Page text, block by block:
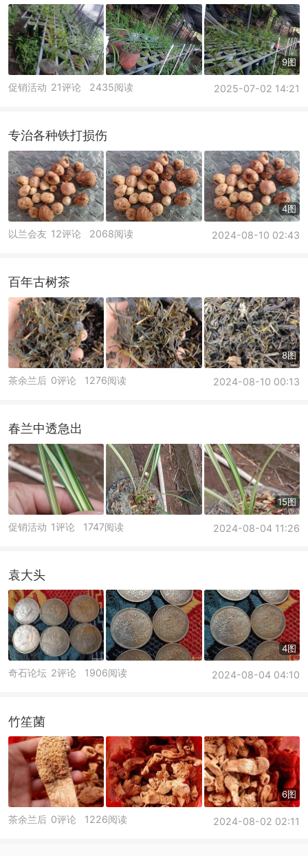
9图
促销活动 2025-07-02 14:21
21评论 2435阅读
专治各种铁打损伤
4图
以兰会友 2024-08-10 02:43
12评论 2068阅读
百年古树茶
8图
茶余兰后 2024-08-10 00:13
0评论 1276阅读
春兰中透急出
15图
促销活动 2024-08-04 11:26
1评论 1747阅读
袁大头
4图
奇石论坛 2024-08-04 04:10
2评论 1906阅读
竹笙菌
6图
茶余兰后 2024-08-02 02:11
0评论 1226阅读